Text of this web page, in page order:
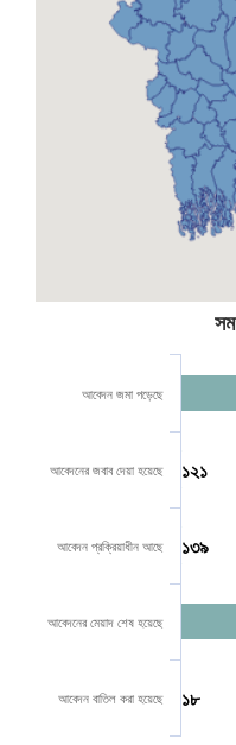
১২১
১৩৯
১৮
আবেদন জমা পড়েছে
আবেদনের জবাব দেয়া হয়েছে
আবেদন প্রক্রিয়াধীন আছে
আবেদনের মেয়াদ শেষ হয়েছে
আবেদন বাতিল করা হয়েছে